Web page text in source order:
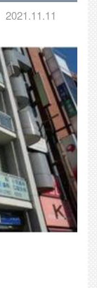
2021.11.11